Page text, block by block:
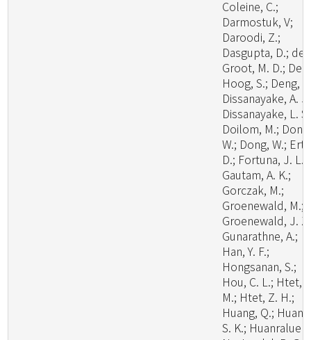
Coleine, C.;
Darmostuk, V;
Daroodi, Z.;
Dasgupta, D.; de
Groot, M. D.; De
Hoog, S.; Deng,
Dissanayake, A.
Dissanayake, L.
Doilom, M.;
W.; Dong, W.;
D.; Fortuna, J. L.;
Gautam, A. K.;
Gorczak, M.;
Groenewald, M.;
Groenewald, J.
Gunarathne, A.;
Han, Y. F.;
Hongsanan, S.;
Hou, C. L.; Htet,
M.; Htet, Z. H.;
Huang, Q.;
S. K.; Huanraluek,